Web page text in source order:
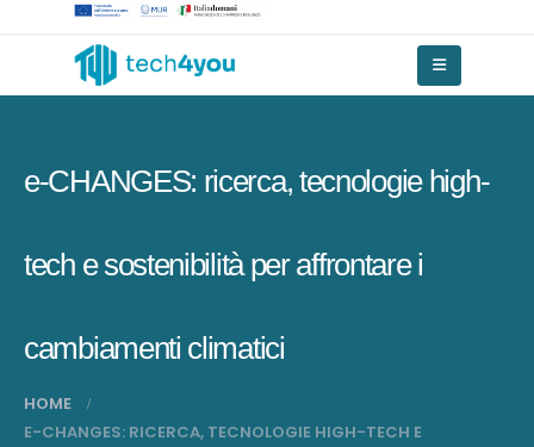
e-CHANGES: ricerca, tecnologie high-
tech e sostenibilità per affrontare i
cambiamenti climatici
HOME
E-CHANGES: RICERCA, TECNOLOGIE HIGH-TECH E